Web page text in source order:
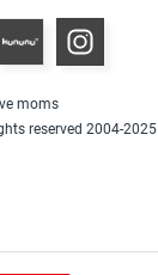
moms
reserved 2004-2025